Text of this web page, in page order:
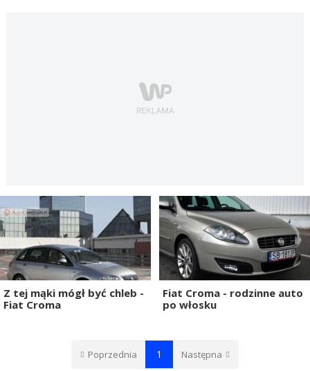
Z tej mąki mógł być chleb -
Fiat Croma
Fiat Croma - rodzinne auto
po włosku
Poprzednia 1 Następna